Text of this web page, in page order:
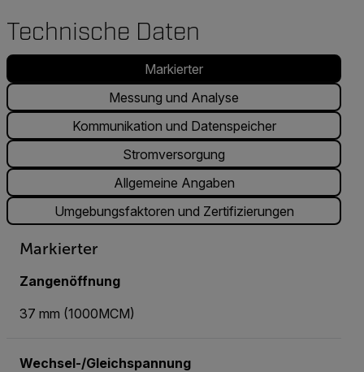
Technische Daten
Markierter
Messung und Analyse
Kommunikation und Datenspeicher
Stromversorgung
Allgemeine Angaben
Umgebungsfaktoren und Zertifizierungen
Markierter
Zangenöffnung
37 mm (1000MCM)
Wechsel-/Gleichspannung